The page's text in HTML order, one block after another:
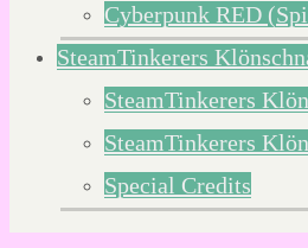
Cyberpunk RED
SteamTinkerers
SteamTinkerers
SteamTinkerers
Special Credits